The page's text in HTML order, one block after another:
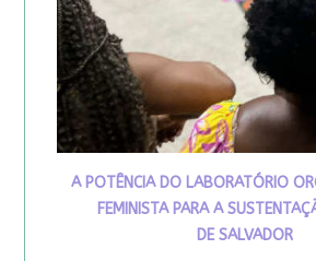
A POTÊNCIA DO LABORATÓRIO
FEMINISTA PARA A
DE SALVADOR